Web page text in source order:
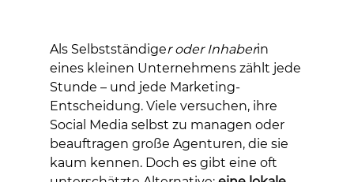
Als Selbstständiger oder Inhaberin
eines kleinen Unternehmens zählt jede
Stunde – und jede Marketing-
Entscheidung. Viele versuchen, ihre
Social Media selbst zu managen oder
beauftragen große Agenturen, die sie
kaum kennen. Doch es gibt eine oft